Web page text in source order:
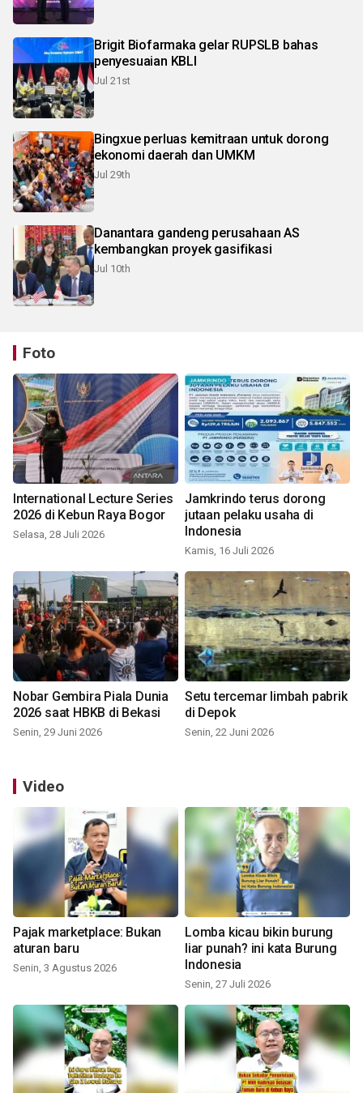
Brigit Biofarmaka gelar RUPSLB bahas
penyesuaian KBLI
Jul 21st
Bingxue perluas kemitraan untuk dorong
ekonomi daerah dan UMKM
Jul 29th
Danantara gandeng perusahaan AS
kembangkan proyek gasifikasi
Jul 10th
Foto
International Lecture Series
2026 di Kebun Raya Bogor
Selasa, 28 Juli 2026
Jamkrindo terus dorong
jutaan pelaku usaha di
Indonesia
Kamis, 16 Juli 2026
Nobar Gembira Piala Dunia
2026 saat HBKB di Bekasi
Senin, 29 Juni 2026
Setu tercemar limbah pabrik
di Depok
Senin, 22 Juni 2026
Video
Pajak marketplace: Bukan
aturan baru
Senin, 3 Agustus 2026
Lomba kicau bikin burung
liar punah? ini kata Burung
Indonesia
Senin, 27 Juli 2026